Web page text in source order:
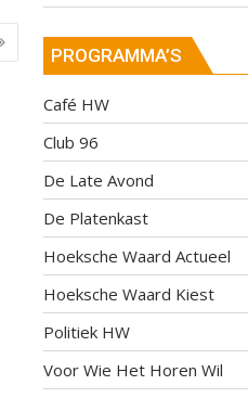
PROGRAMMA’S
Café HW
Club 96
De Late Avond
De Platenkast
Hoeksche Waard Actueel
Hoeksche Waard Kiest
Politiek HW
Voor Wie Het Horen Wil